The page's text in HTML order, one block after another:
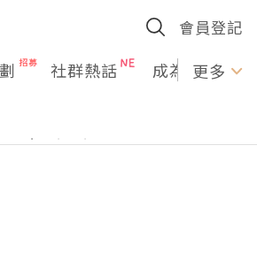
會員登記
社群熱話 成為U更多